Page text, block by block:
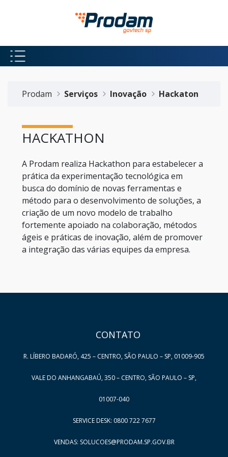
Pular para o Conteúdo principal
Prodam
Serviços Inovação Hackaton
HACKATHON
A Prodam realiza Hackathon para estabelecer a
prática da experimentação tecnológica em
busca do domínio de novas ferramentas e
método para o desenvolvimento de soluções, a
criação de um novo modelo de trabalho
fortemente apoiado na colaboração, métodos
ágeis e práticas de inovação, além de promover
a integração das várias equipes da empresa.
CONTATO
R. LÍBERO BADARÓ, 425 – CENTRO, SÃO PAULO – SP, 01009-905
VALE DO ANHANGABAÚ, 350 – CENTRO, SÃO PAULO – SP,
01007-040
SERVICE DESK: 0800 722 7677
VENDAS: SOLUCOES@PRODAM.SP.GOV.BR